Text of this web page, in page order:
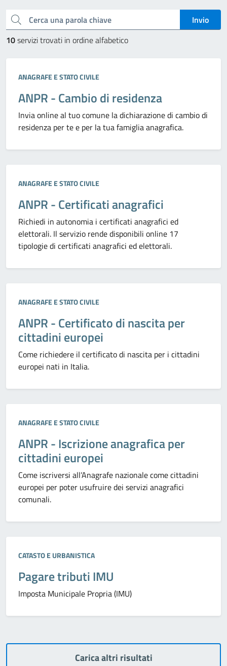
Cerca una parola chiave
Invio
10servizi trovati in ordine alfabetico
Categoria:
ANAGRAFE E STATO CIVILE
ANPR - Cambio di residenza
Invia online al tuo comune la dichiarazione di cambio di
residenza per te e per la tua famiglia anagrafica.
Categoria:
ANAGRAFE E STATO CIVILE
ANPR - Certificati anagrafici
Richiedi in autonomia i certificati anagrafici ed
elettorali. Il servizio rende disponibili online 17
tipologie di certificati anagrafici ed elettorali.
Categoria:
ANAGRAFE E STATO CIVILE
ANPR - Certificato di nascita per
cittadini europei
Come richiedere il certificato di nascita per i cittadini
europei nati in Italia.
Categoria:
ANAGRAFE E STATO CIVILE
ANPR - Iscrizione anagrafica per
cittadini europei
Come iscriversi all’Anagrafe nazionale come cittadini
europei per poter usufruire dei servizi anagrafici
comunali.
Categoria:
CATASTO E URBANISTICA
Pagare tributi IMU
Imposta Municipale Propria (IMU)
Carica altri risultati